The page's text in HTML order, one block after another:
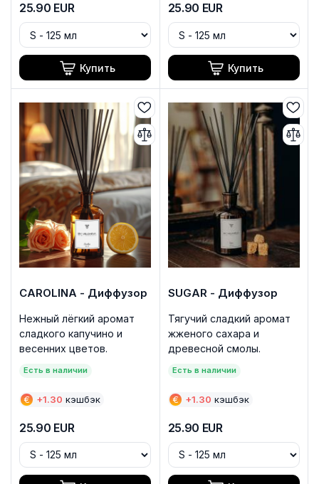
25.90 EUR
Купить
25.90 EUR
Купить
CAROLINA - Диффузор
Нежный лёгкий аромат
сладкого капучино и
весенних цветов.
Есть в наличии
€ +1.30 кэшбэк
25.90 EUR
SUGAR - Диффузор
Тягучий сладкий аромат
жженого сахара и
древесной смолы.
Есть в наличии
€ +1.30 кэшбэк
25.90 EUR